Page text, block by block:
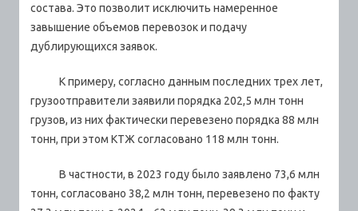
состава. Это позволит исключить намеренное
завышение объемов перевозок и подачу
дублирующихся заявок.
К примеру, согласно данным последних трех лет,
грузоотправители заявили порядка 202,5 млн тонн
грузов, из них фактически перевезено порядка 88 млн
тонн, при этом КТЖ согласовано 118 млн тонн.
В частности, в 2023 году было заявлено 73,6 млн
тонн, согласовано 38,2 млн тонн, перевезено по факту